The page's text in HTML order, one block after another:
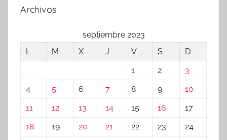
Archivos
septiembre 2023
L
M X J V S
D
1
2
3
4
5 6 7 8 9
10
11
12 13 14 15 16
17
18
19 20 21 22 23
24